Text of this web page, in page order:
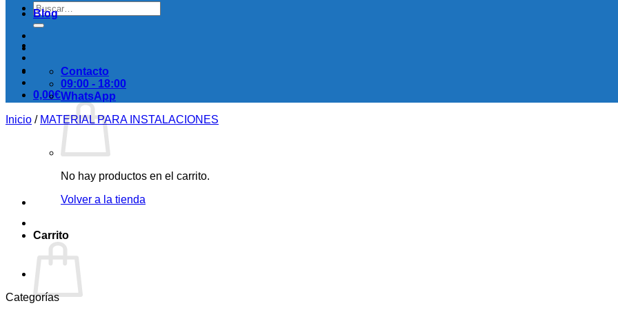
Buscar
por:
0,00€
No hay productos en el carrito.
Volver a la tienda
Carrito
Blog
Contacto
09:00 - 18:00
WhatsApp
Inicio / MATERIAL PARA INSTALACIONES
Categorías